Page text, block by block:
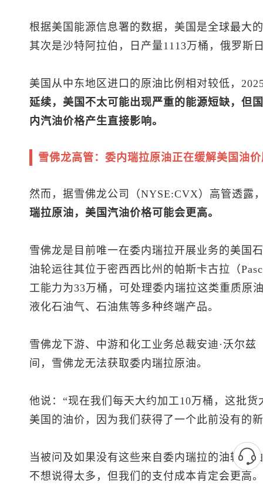
根据美国能源信息署的数据，美国是全球最大
其次是沙特阿拉伯，日产量1113万桶，俄罗斯
美国从中东地区进口的原油比例相对较低，
延续，美国不太可能出现严重的能源短缺，但
内汽油价格产生直接影响。
雪佛龙高管：委内瑞拉原油正在缓解美国油
然而，据雪佛龙公司（NYSE:CVX）高管透露
瑞拉原油，美国汽油价格可能会更高。
雪佛龙是目前唯一在委内瑞拉开展业务的美国
油轮运往其位于密西西比州的帕斯卡古拉（
工能力为33万桶，可处理委内瑞拉这类重质原
液化石油气、石油焦等多种终端产品。
雪佛龙下游、中游和化工业务总裁安迪·沃尔
间，雪佛龙无法获取委内瑞拉原油。
他说：“现在我们每天大约加工10万桶，这批
美国的油价，因为我们获得了一个此前没有的
当被问及如果没有这些来自委内瑞拉的油轮汽
不想说得太多，但我们的支付成本肯定会更高